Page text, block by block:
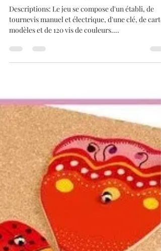
Atelier de vissage
Descriptions: Le jeu se compose d'un établi, de
modèles et de 120 vis de couleurs....